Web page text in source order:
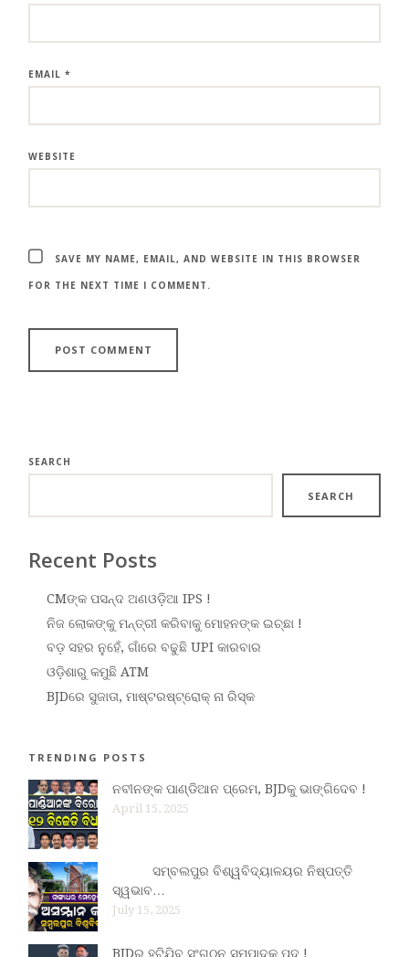
EMAIL*
WEBSITE
SAVE MY NAME, EMAIL, AND WEBSITE IN THIS BROWSER
FOR THE NEXT TIME I COMMENT.
SEARCH
SEARCH
Recent Posts
CMଙ୍କ ପସନ୍ଦ ଅଣଓଡ଼ିଆ IPS !
ନିଜ ଲୋକଙ୍କୁ ମନ୍ତ୍ରୀ କରିବାକୁ ମୋହନଙ୍କ ଇଚ୍ଛା !
ବଡ଼ ସହର ନୁହେଁ, ଗାଁରେ ବଢୁଛି UPI କାରବାର
ଓଡ଼ିଶାରୁ କମୁଛି ATM
BJDରେ ସୁଜାତା, ମାଷ୍ଟରଷ୍ଟ୍ରୋକ୍ ନା ରିସ୍କ
TRENDING POSTS
ନବୀନଙ୍କ ପାଣ୍ଡିଆନ ପ୍ରେମ, BJDକୁ ଭାଙ୍ଗିଦେବ !
April 15, 2025
ସମ୍ବଲପୁର ବିଶ୍ୱବିଦ୍ୟାଳୟର ନିଷ୍ପତ୍ତି
ସ୍ୱଭାବ…
July 15, 2025
BJDରୁ ହଟିଯିବ ସଂଗଠନ ସମ୍ପାଦକ ପଦ !